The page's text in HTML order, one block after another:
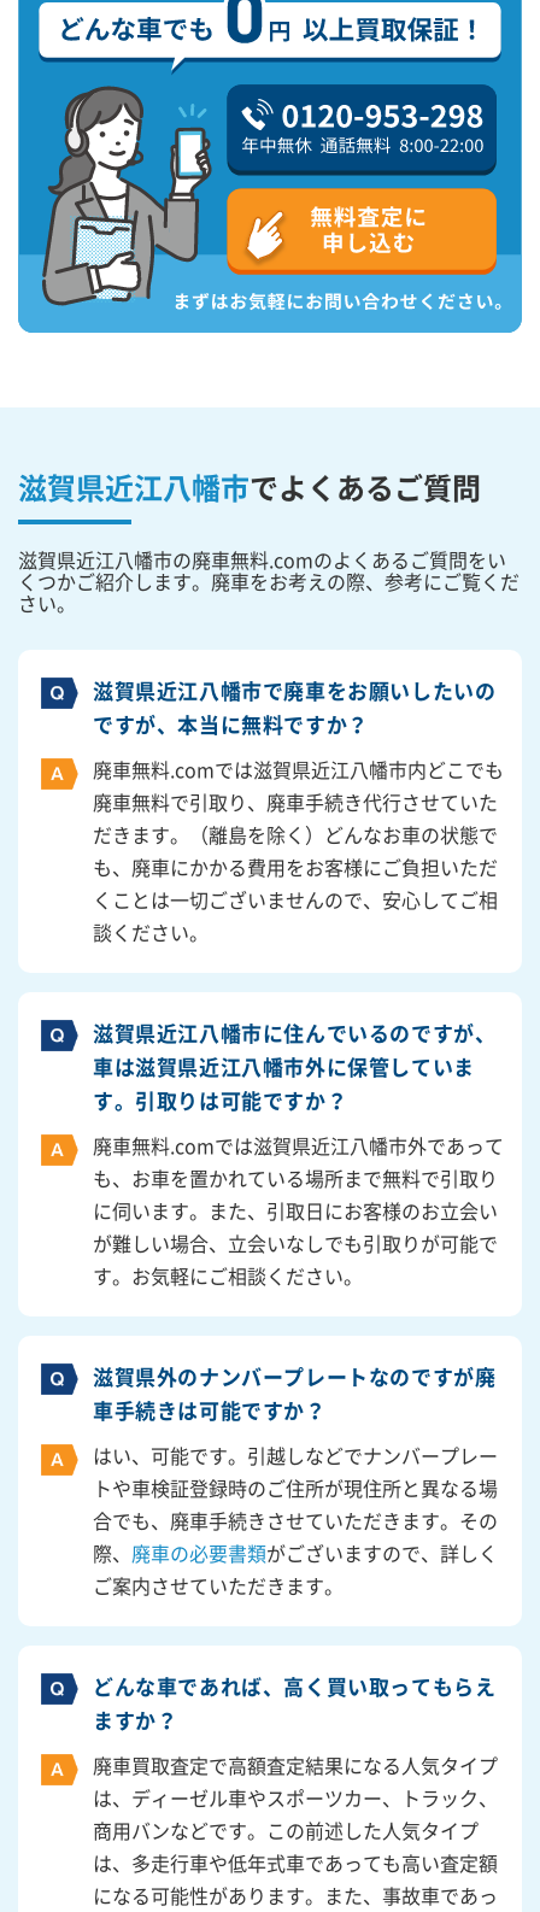
滋賀県近江八幡市でよくあるご質問
滋賀県近江八幡市の廃車無料.comのよくあるご質問をい
くつかご紹介します。廃車をお考えの際、参考にご覧くだ
さい。
滋賀県近江八幡市で廃車をお願いしたいの
ですが、本当に無料ですか？
廃車無料.comでは滋賀県近江八幡市内どこでも
廃車無料で引取り、廃車手続き代行させていた
だきます。（離島を除く）どんなお車の状態で
も、廃車にかかる費用をお客様にご負担いただ
くことは一切ございませんので、安心してご相
談ください。
滋賀県近江八幡市に住んでいるのですが、
車は滋賀県近江八幡市外に保管していま
す。引取りは可能ですか？
廃車無料.comでは滋賀県近江八幡市外であって
も、お車を置かれている場所まで無料で引取り
に伺います。また、引取日にお客様のお立会い
が難しい場合、立会いなしでも引取りが可能で
す。お気軽にご相談ください。
滋賀県外のナンバープレートなのですが廃
車手続きは可能ですか？
はい、可能です。引越しなどでナンバープレー
トや車検証登録時のご住所が現住所と異なる場
合でも、廃車手続きさせていただきます。その
際、 廃車の必要書類がございますので、詳しく
ご案内させていただきます。
どんな車であれば、高く買い取ってもらえ
ますか？
廃車買取査定で高額査定結果になる人気タイプ
は、ディーゼル車やスポーツカー、トラック、
商用バンなどです。この前述した人気タイプ
は、多走行車や低年式車であっても高い査定額
になる可能性があります。また、事故車であっ